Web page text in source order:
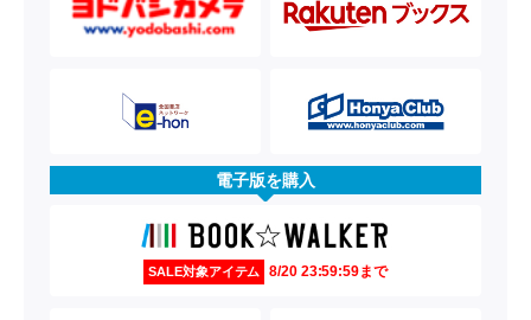
電子版を購入
SALE対象アイテム 8/20 23:59:59まで